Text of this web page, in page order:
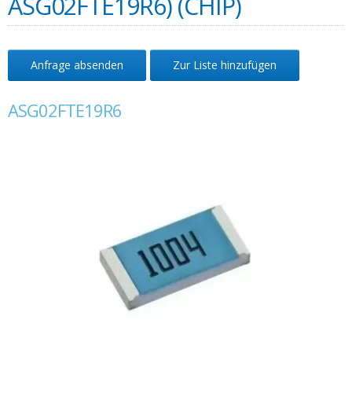
Anfrage absenden Zur Liste hinzufügen
ASG02FTE19R6